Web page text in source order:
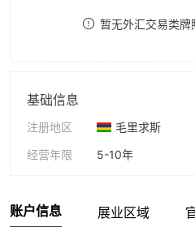
暂无外汇交易类牌
基础信息
注册地区
毛里求斯
经营年限
5-10年
账户信息 展业区域